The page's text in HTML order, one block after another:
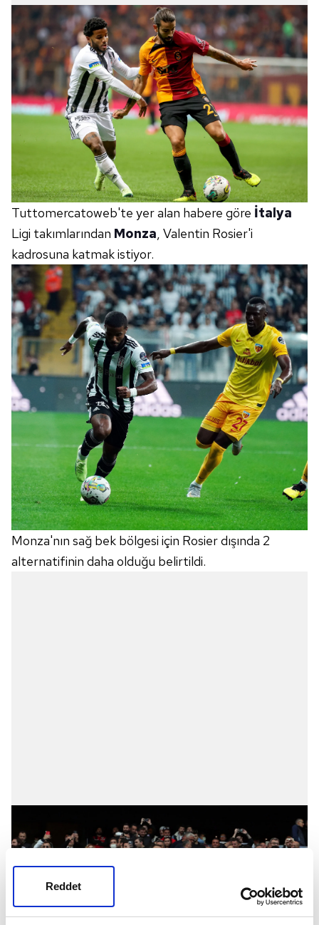
Reddet
Tuttomercatoweb'te yer alan habere göre İtalya
Ligi takımlarından Monza, Valentin Rosier'i
kadrosuna katmak istiyor.
Monza'nın sağ bek bölgesi için Rosier dışında 2
alternatifinin daha olduğu belirtildi.